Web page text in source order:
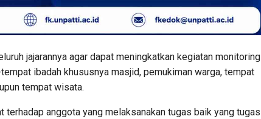
jajarannya agar dapat meningkatkan kegiatan monitoring
ibadah khususnya masjid, pemukiman warga, tempat
tempat wisata.
terhadap anggota yang melaksanakan tugas baik yang tugas